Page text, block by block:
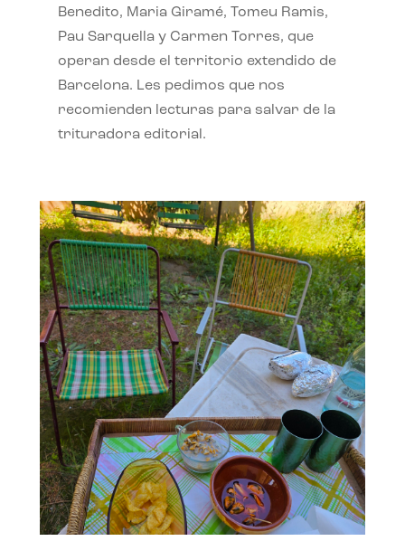
Benedito, Maria Giramé, Tomeu Ramis,
Pau Sarquella y Carmen Torres, que
operan desde el territorio extendido de
Barcelona. Les pedimos que nos
recomienden lecturas para salvar de la
trituradora editorial.